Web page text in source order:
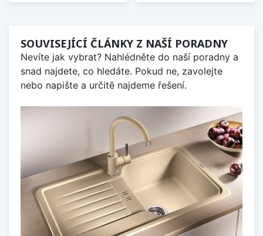
SOUVISEJÍCÍ ČLÁNKY Z NAŠÍ PORADNY
Nevíte jak vybrat? Nahlédněte do naší poradny a
snad najdete, co hledáte. Pokud ne, zavolejte
nebo napište a určitě najdeme řešení.